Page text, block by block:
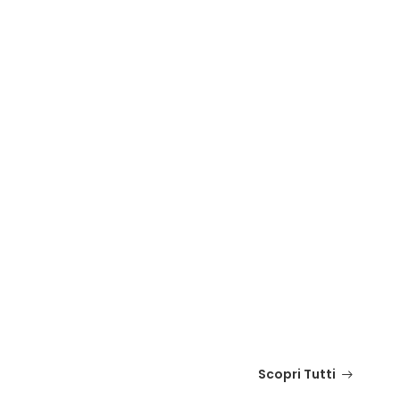
Scopri Tutti